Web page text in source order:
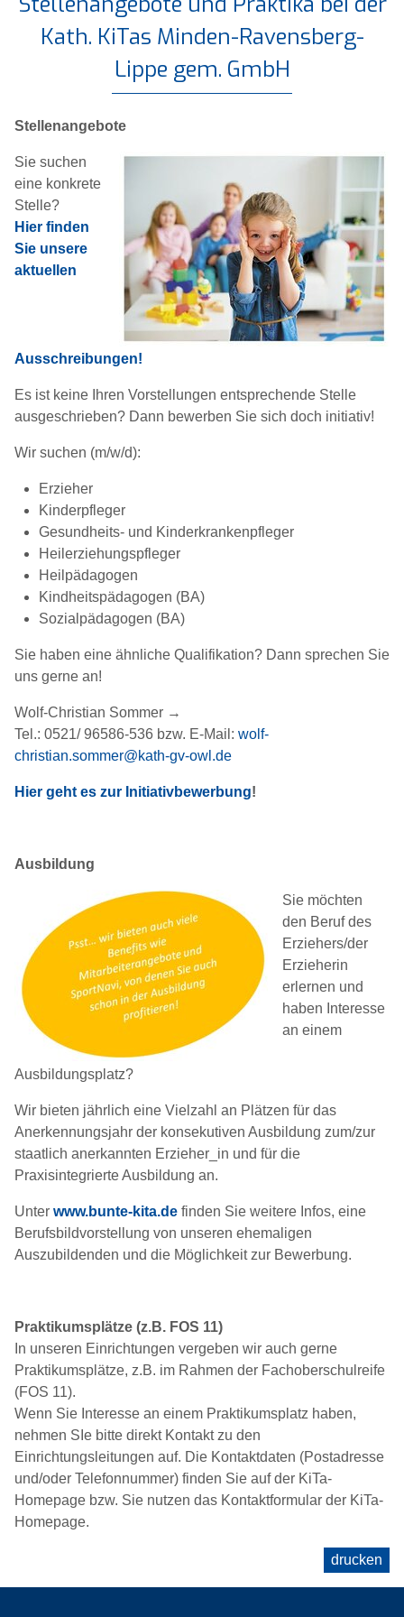
Kath. KiTas Minden-Ravensberg-
Lippe gem. GmbH
Stellenangebote
Sie suchen
eine konkrete
Stelle?
Hier finden
Sie unsere
aktuellen
Ausschreibungen!
Es ist keine Ihren Vorstellungen entsprechende Stelle
ausgeschrieben? Dann bewerben Sie sich doch initiativ!
Wir suchen (m/w/d):
Erzieher
Kinderpfleger
Gesundheits- und Kinderkrankenpfleger
Heilerziehungspfleger
Heilpädagogen
Kindheitspädagogen (BA)
Sozialpädagogen (BA)
Sie haben eine ähnliche Qualifikation? Dann sprechen Sie
uns gerne an!
Wolf-Christian Sommer →
Tel.: 0521/ 96586-536 bzw. E-Mail: wolf-
christian.sommer@kath-gv-owl.de
Hier geht es zur Initiativbewerbung!
Ausbildung
Sie möchten
den Beruf des
Erziehers/der
Erzieherin
erlernen und
haben Interesse
an einem
Ausbildungsplatz?
Wir bieten jährlich eine Vielzahl an Plätzen für das
Anerkennungsjahr der konsekutiven Ausbildung zum/zur
staatlich anerkannten Erzieher_in und für die
Praxisintegrierte Ausbildung an.
Unter www.bunte-kita.de finden Sie weitere Infos, eine
Berufsbildvorstellung von unseren ehemaligen
Auszubildenden und die Möglichkeit zur Bewerbung.
Praktikumsplätze (z.B. FOS 11)
In unseren Einrichtungen vergeben wir auch gerne
Praktikumsplätze, z.B. im Rahmen der Fachoberschulreife
(FOS 11).
Wenn Sie Interesse an einem Praktikumsplatz haben,
nehmen SIe bitte direkt Kontakt zu den
Einrichtungsleitungen auf. Die Kontaktdaten (Postadresse
und/oder Telefonnummer) finden Sie auf der KiTa-
Homepage bzw. Sie nutzen das Kontaktformular der KiTa-
Homepage.
drucken